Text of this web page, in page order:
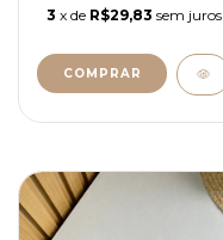
3 x de R$29,83 sem juros
COMPRAR